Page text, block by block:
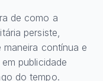
de como a
persiste,
contínua e
publicidade
do tempo.